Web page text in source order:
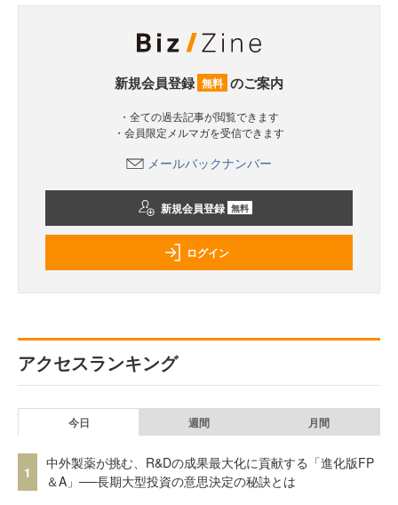
新規会員登録 無料 のご案内
・全ての過去記事が閲覧できます
・会員限定メルマガを受信できます
メールバックナンバー
新規会員登録 無料
ログイン
アクセスランキング
今日 週間 月間
1
中外製薬が挑む、R&Dの成果最大化に貢献する「進化版FP
＆A」──長期大型投資の意思決定の秘訣とは